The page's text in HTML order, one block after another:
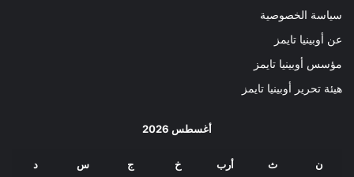
سياسة الخصوصية
عن أوبينيا تايمز
مؤسس أوبينيا تايمز
هيئة تحرير أوبينيا تايمز
أغسطس 2026
ن ث أرب خ ج س د